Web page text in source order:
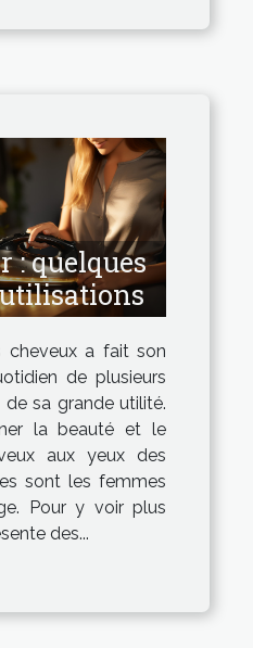
: quelques
cheveux a fait son
de plusieurs
sa grande utilité.
la beauté et le
aux yeux des
sont les femmes
Pour y voir plus
des...